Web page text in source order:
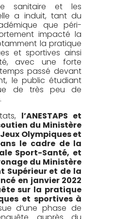
sanitaire et les
a induit, tant du
que péri-
impacté la
la pratique
et sportives ainsi
avec une forte
passé devant
le public étudiant
de très peu de
l’ANESTAPS et
du Ministère
Olympiques et
le cadre de la
Sport-Santé, et
du Ministère
Supérieur et de la
en janvier 2022
sur la pratique
et sportives à
d’une phase de